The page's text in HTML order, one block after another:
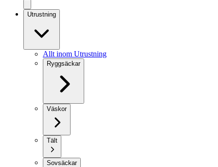
Utrustning
Allt inom Utrustning
Ryggsäckar
Väskor
Tält
Sovsäckar